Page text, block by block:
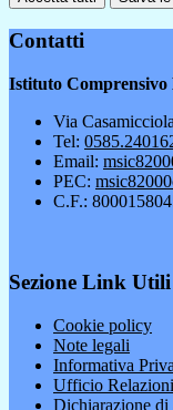
Contatti
Istituto Comprensivo
Via
Tel:
Email:
PEC:
C.F.:
Sezione Link Utili
Cookie policy
Note legali
Informativa
Ufficio
Dichiarazione di